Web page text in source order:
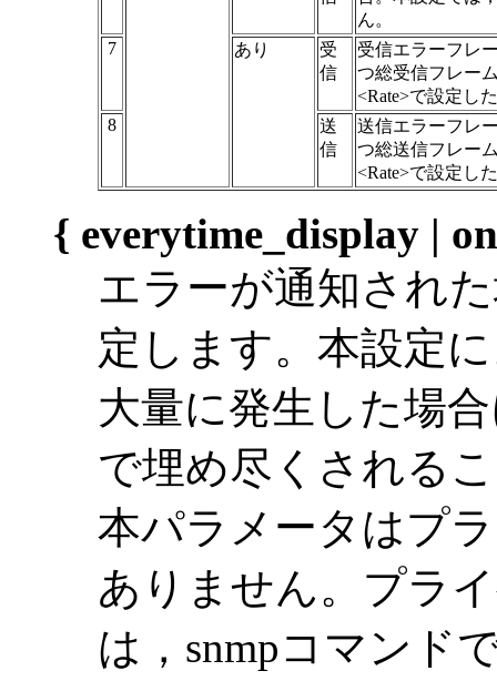
ん。
7
あり
受
信
受信エラーフレ
つ総受信フレー
<Rate>で設定し
8
送
信
送信エラーフレ
つ総送信フレー
<Rate>で設定し
{ everytime_display |
エラーが通知され
定します。本設定
大量に発生した場
で埋め尽くされる
本パラメータはプ
ありません。プラ
は，snmpコマンド